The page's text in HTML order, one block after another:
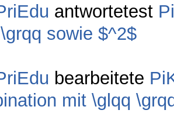
antwortetest
sowie $^2$
bearbeitete
mit \glqq